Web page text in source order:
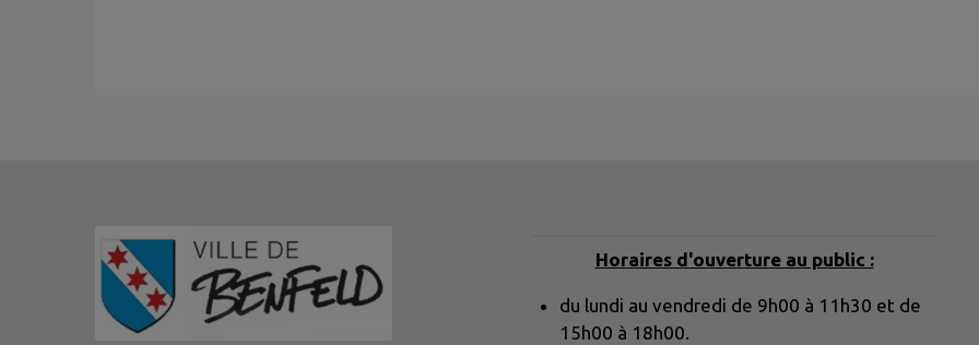
Horaires d'ouverture au public :
du lundi au vendredi de 9h00 à 11h30 et de
15h00 à 18h00.